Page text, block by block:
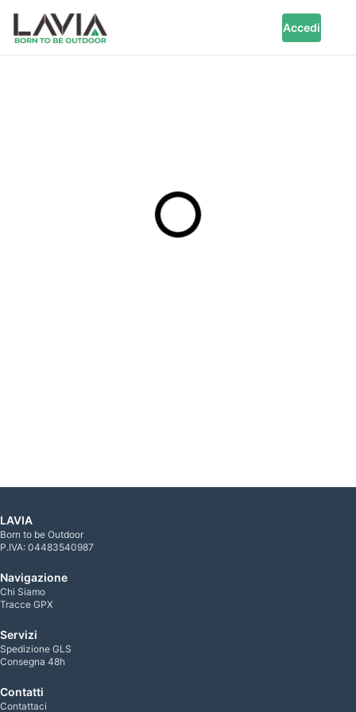
Accedi
LAVIA
Born to be Outdoor
P.IVA: 04483540987
Navigazione
Chi Siamo
Tracce GPX
Servizi
Spedizione GLS
Consegna 48h
Contatti
Contattaci